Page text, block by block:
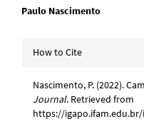
Main
Content
Paulo Nascimento
Article
How to Cite
Nascimento, P. (2022).
Journal. Retrieved from
https://